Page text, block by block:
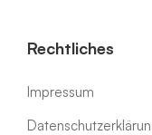
Rechtliches
Impressum